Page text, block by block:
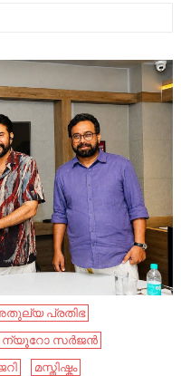
പ്രതിഭ
ന്യൂറോ സർജൻ
മസ്തിഷ്കം